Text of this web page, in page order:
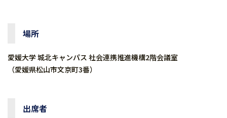
場所
愛媛大学 城北キャンパス 社会連携推進機構2階会議室
（愛媛県松山市文京町3番）
出席者